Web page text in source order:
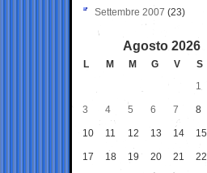
Settembre 2007 (23)
Agosto 2026
L M M G V S
1
3 4 5 6 7 8
10 11 12 13 14 15
17 18 19 20 21 22